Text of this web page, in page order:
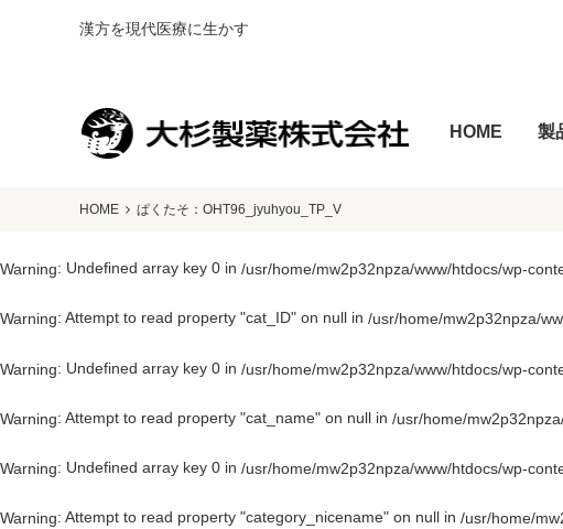
漢方を現代医療に生かす
HOME 製
HOME ぱくたそ：OHT96_jyuhyou_TP_V
Warning: Undefined array key 0 in /usr/home/mw2p32npza/www/htdocs/wp-
Warning: Attempt to read property "cat_ID" on null in /usr/home/mw2p32npza/
Warning: Undefined array key 0 in /usr/home/mw2p32npza/www/htdocs/wp-
Warning: Attempt to read property "cat_name" on null in /usr/home/
Warning: Undefined array key 0 in /usr/home/mw2p32npza/www/htdocs/wp-
Warning: Attempt to read property "category_nicename" on null in /usr/home/